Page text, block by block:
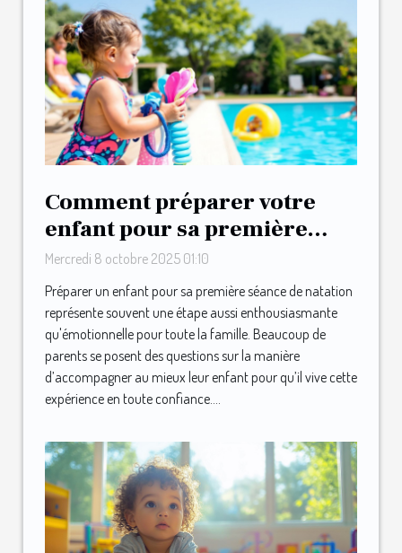
Comment préparer votre
enfant pour sa première
séance de natation ?
Mercredi 8 octobre 2025 01:10
Préparer un enfant pour sa première séance de natation
représente souvent une étape aussi enthousiasmante
qu'émotionnelle pour toute la famille. Beaucoup de
parents se posent des questions sur la manière
d’accompagner au mieux leur enfant pour qu’il vive cette
expérience en toute confiance....